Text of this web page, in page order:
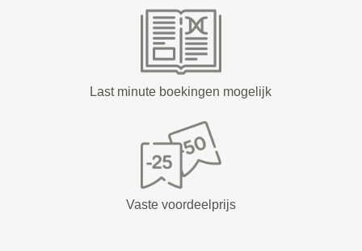
Last minute boekingen mogelijk
Vaste voordeelprijs